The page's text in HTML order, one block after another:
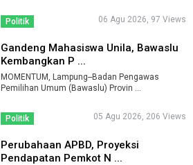
Politik 06 Agu 2026, 97 Views
Gandeng Mahasiswa Unila, Bawaslu
Kembangkan P ...
MOMENTUM, Lampung--Badan Pengawas
Pemilihan Umum (Bawaslu) Provin ...
Politik 05 Agu 2026, 206 Views
Perubahaan APBD, Proyeksi
Pendapatan Pemkot N ...